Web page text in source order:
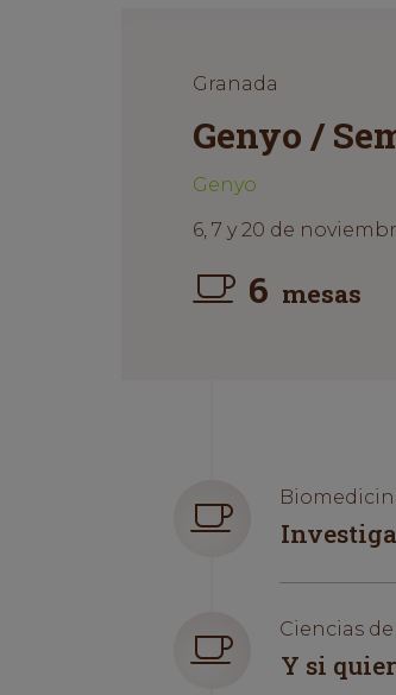
Granada
Genyo /
Genyo
6, 7 y 20 de
6 mesas
Ciencias
Y si